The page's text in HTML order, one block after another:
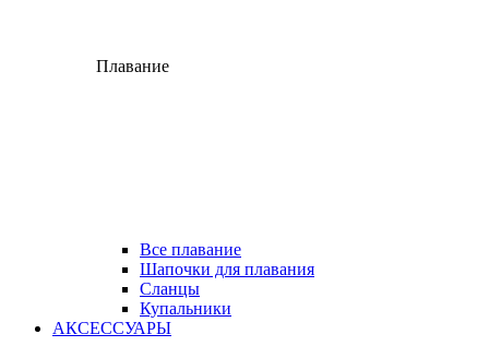
Плавание
Все плавание
Шапочки для плавания
Сланцы
Купальники
АКСЕССУАРЫ